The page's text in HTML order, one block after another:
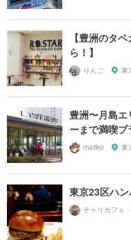
【豊洲のタ
ら！】
りんご 東
豊洲〜月島
ーまで満喫プ
mariko 東
東京23区ハン
チャリカフェ